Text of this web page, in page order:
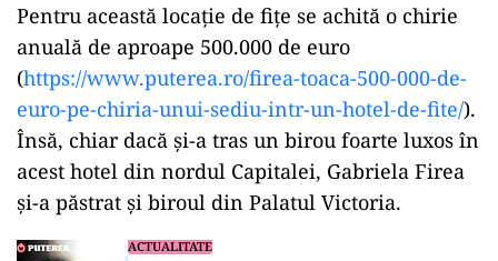
Pentru această locație de fițe se achită o chirie
anuală de aproape 500.000 de euro
(https://www.puterea.ro/firea-toaca-500-000-de-
euro-pe-chiria-unui-sediu-intr-un-hotel-de-fite/).
Însă, chiar dacă și-a tras un birou foarte luxos în
acest hotel din nordul Capitalei, Gabriela Firea
și-a păstrat și biroul din Palatul Victoria.
ACTUALITATE